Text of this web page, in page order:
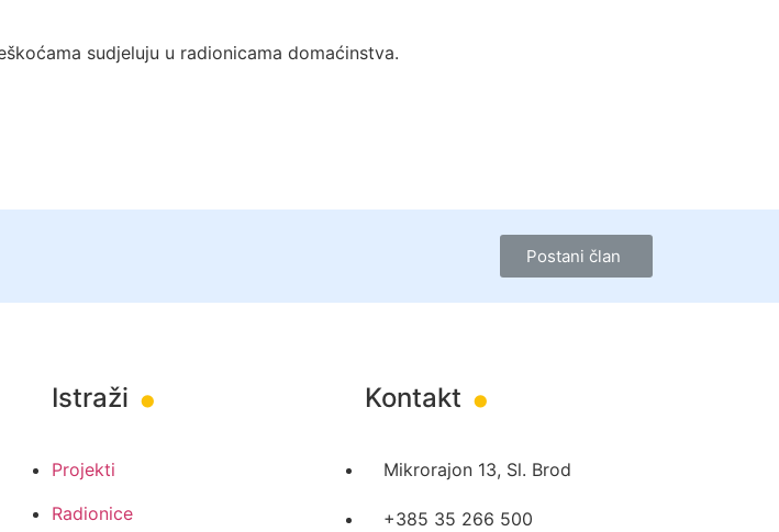
sudjeluju u radionicama domaćinstva.
Postani član
Istraži .
Projekti
Radionice
Kontakt .
Mikrorajon 13, Sl. Brod
+385 35 266 500